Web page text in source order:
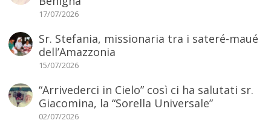
17/07/2026
Sr. Stefania, missionaria tra i sateré-maué
dell’Amazzonia
15/07/2026
“Arrivederci in Cielo” così ci ha salutati sr.
Giacomina, la “Sorella Universale”
02/07/2026